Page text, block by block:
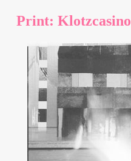
Print: Klotzcasino